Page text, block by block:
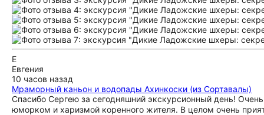
Е
Евгения
10 часов назад
Мраморный каньон и водопады Ахинкоски (из Сортавалы)
Спасибо Сергею за сегодняшний экскурсионный день!
юморком и харизмой коренного жителя. В целом очень